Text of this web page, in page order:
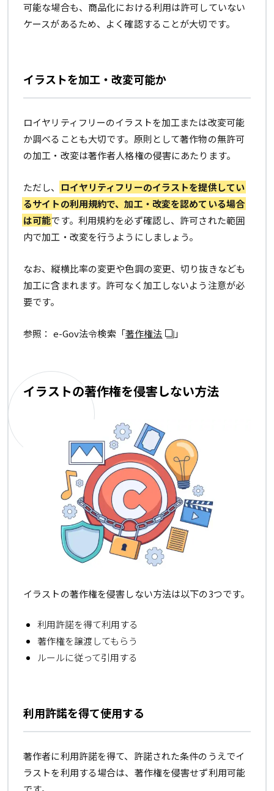
可能な場合も、商品化における利用は許可していない
ケースがあるため、よく確認することが大切です。
イラストを加工・改変可能か
ロイヤリティフリーのイラストを加工または改変可能
か調べることも大切です。原則として著作物の無許可
の加工・改変は著作者人格権の侵害にあたります。
ただし、
ロイヤリティフリーのイラストを提供してい
るサイトの利用規約で、加工・改変を認めている場合
は可能です。利用規約を必ず確認し、許可された範囲
内で加工・改変を行うようにしましょう。
なお、縦横比率の変更や色調の変更、切り抜きなども
加工に含まれます。許可なく加工しないよう注意が必
要です。
参照： e-Gov法令検索「著作権法 」
イラストの著作権を侵害しない方法
イラストの著作権を侵害しない方法は以下の3つです。
利用許諾を得て利用する
著作権を譲渡してもらう
ルールに従って引用する
利用許諾を得て使用する
著作者に利用許諾を得て、許諾された条件のうえでイ
ラストを利用する場合は、著作権を侵害せず利用可能